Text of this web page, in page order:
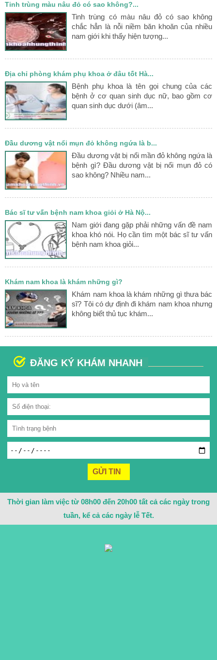
Tinh trùng màu nâu đỏ có sao không?...
Tinh trùng có màu nâu đỏ có sao không
chắc hẳn là nỗi niềm băn khoăn của nhiều
nam giới khi thấy hiện tượng...
Địa chỉ phòng khám phụ khoa ở đâu tốt Hà...
Bệnh phụ khoa là tên gọi chung của các
bệnh ở cơ quan sinh dục nữ, bao gồm cơ
quan sinh dục dưới (âm...
Đầu dương vật nổi mụn đỏ không ngứa là b...
Đầu dương vật bị nổi mần đỏ không ngứa là
bệnh gì? Đầu dương vật bị nổi mụn đỏ có
sao không? Nhiều nam...
Bác sĩ tư vấn bệnh nam khoa giỏi ở Hà Nộ...
Nam giới đang gặp phải những vấn đề nam
khoa khó nói. Họ cần tìm một bác sĩ tư vấn
bệnh nam khoa giỏi...
Khám nam khoa là khám những gì?
Khám nam khoa là khám những gì thưa bác
sĩ? Tôi có dự định đi khám nam khoa nhưng
không biết thủ tục khám...
ĐĂNG KÝ KHÁM NHANH
Thời gian làm việc từ 08h00 đến 20h00 tất cả các ngày trong
tuần, kể cả các ngày lễ Tết.